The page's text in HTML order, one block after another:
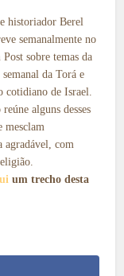
historiador Berel
semanalmente no
Post sobre temas da
semanal da Torá e
cotidiano de Israel.
alguns desses
mesclam
agradável, com
um trecho desta